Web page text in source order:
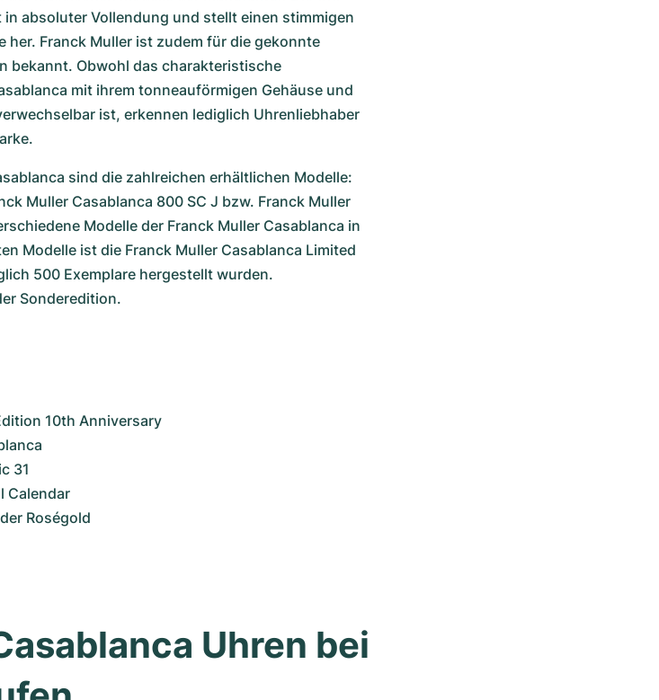
absoluter Vollendung und stellt einen stimmigen
her. Franck Muller ist zudem für die gekonnte
bekannt. Obwohl das charakteristische
mit ihrem tonneauförmigen Gehäuse und
ist, erkennen lediglich Uhrenliebhaber
sind die zahlreichen erhältlichen Modelle:
Muller Casablanca 800 SC J bzw. Franck Muller
Modelle der Franck Muller Casablanca in
Modelle ist die Franck Muller Casablanca Limited
500 Exemplare hergestellt wurden.
Sonderedition.
10th Anniversary
31
Calendar
Roségold
Uhren bei